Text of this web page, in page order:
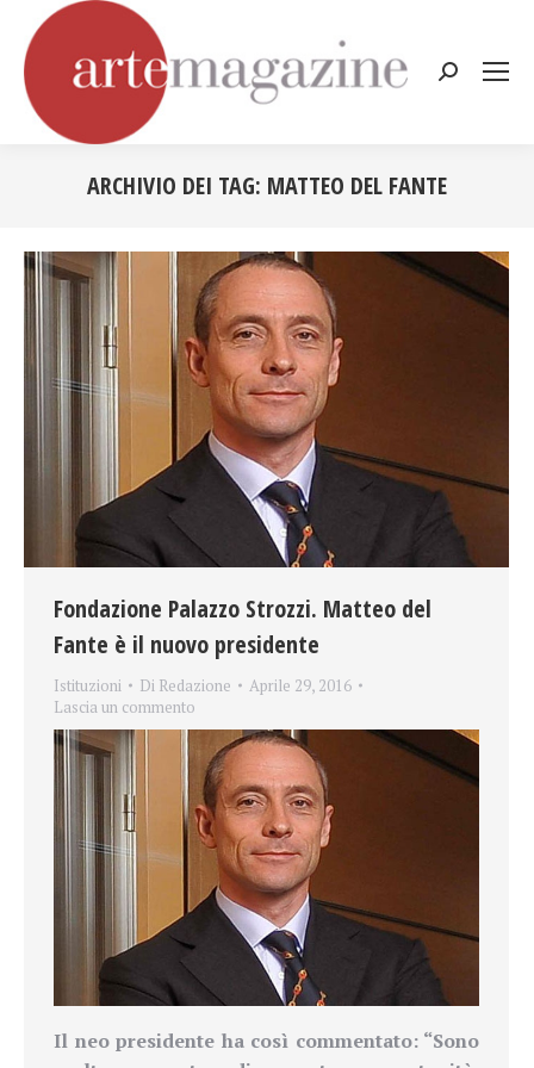
Cerca:
ARCHIVIO DEI TAG: MATTEO DEL FANTE
Fondazione Palazzo Strozzi. Matteo del
Fante è il nuovo presidente
Istituzioni Di Redazione
Aprile 29, 2016
Lascia un commento
Il neo presidente ha così commentato: “Sono